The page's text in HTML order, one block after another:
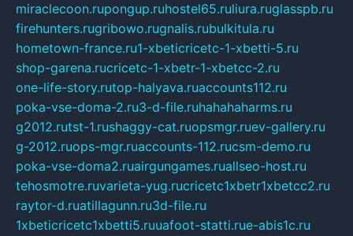
miraclecoon.rupongup.ruhostel65.ruliura.ruglasspb.ru
firehunters.rugribowo.rugnalis.rubulkitula.ru
hometown-france.ru1-xbeticricetc-1-xbetti-5.ru
shop-garena.rucricetc-1-xbetr-1-xbetcc-2.ru
one-life-story.rutop-halyava.ruaccounts112.ru
poka-vse-doma-2.ru3-d-file.ruhahahaharms.ru
g2012.rutst-1.rushaggy-cat.ruopsmgr.ruev-gallery.ru
g-2012.ruops-mgr.ruaccounts-112.rucsm-demo.ru
poka-vse-doma2.ruairgungames.ruallseo-host.ru
tehosmotre.ruvarieta-yug.rucricetc1xbetr1xbetcc2.ru
raytor-d.ruatillagunn.ru3d-file.ru
1xbeticricetc1xbetti5.ruuafoot-statti.rue-abis1c.ru